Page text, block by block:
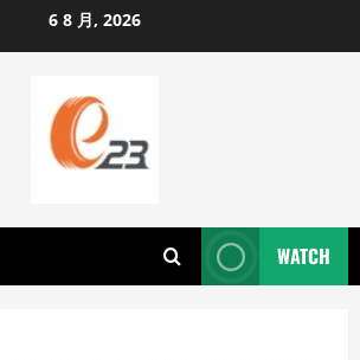
6 8 月, 2026
WATCH